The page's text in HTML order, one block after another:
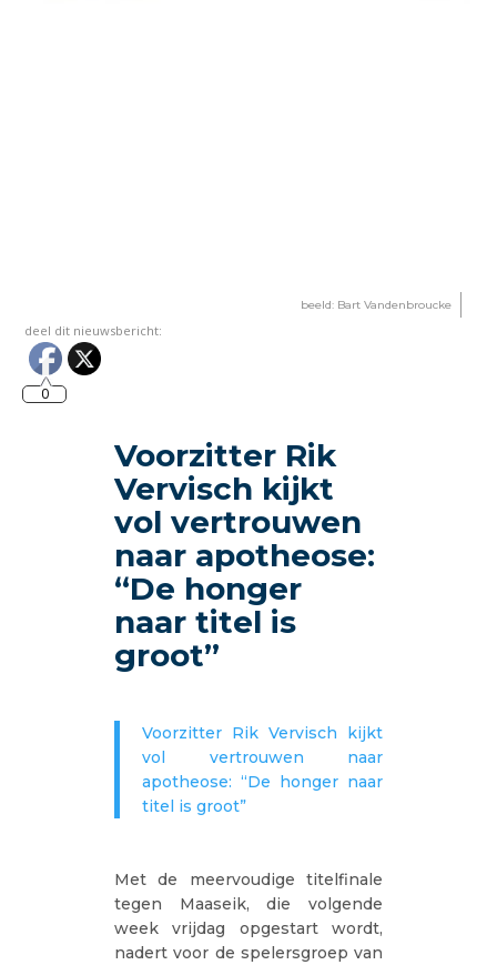
beeld: Bart Vandenbroucke
deel dit nieuwsbericht:
0
Voorzitter Rik
Vervisch kijkt
vol vertrouwen
naar apotheose:
“De honger
naar titel is
groot”
Voorzitter Rik Vervisch kijkt
vol vertrouwen naar
apotheose: “De honger naar
titel is groot”
Met de meervoudige titelfinale
tegen Maaseik, die volgende
week vrijdag opgestart wordt,
nadert voor de spelersgroep van